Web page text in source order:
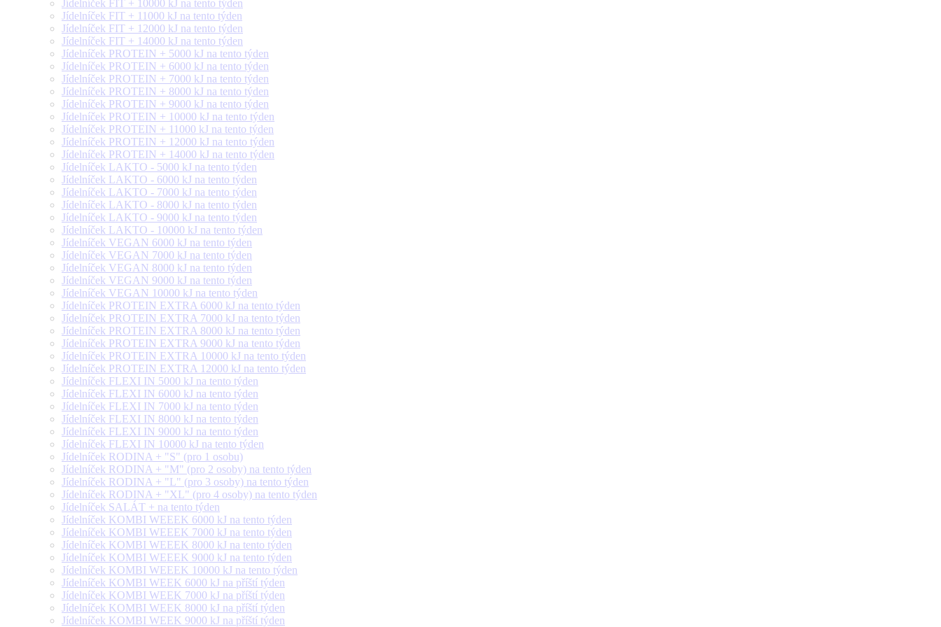
Jídelníček FIT + 10000 kJ na tento týden
Jídelníček FIT + 11000 kJ na tento týden
Jídelníček FIT + 12000 kJ na tento týden
Jídelníček FIT + 14000 kJ na tento týden
Jídelníček PROTEIN + 5000 kJ na tento týden
Jídelníček PROTEIN + 6000 kJ na tento týden
Jídelníček PROTEIN + 7000 kJ na tento týden
Jídelníček PROTEIN + 8000 kJ na tento týden
Jídelníček PROTEIN + 9000 kJ na tento týden
Jídelníček PROTEIN + 10000 kJ na tento týden
Jídelníček PROTEIN + 11000 kJ na tento týden
Jídelníček PROTEIN + 12000 kJ na tento týden
Jídelníček PROTEIN + 14000 kJ na tento týden
Jídelníček LAKTO - 5000 kJ na tento týden
Jídelníček LAKTO - 6000 kJ na tento týden
Jídelníček LAKTO - 7000 kJ na tento týden
Jídelníček LAKTO - 8000 kJ na tento týden
Jídelníček LAKTO - 9000 kJ na tento týden
Jídelníček LAKTO - 10000 kJ na tento týden
Jídelníček VEGAN 6000 kJ na tento týden
Jídelníček VEGAN 7000 kJ na tento týden
Jídelníček VEGAN 8000 kJ na tento týden
Jídelníček VEGAN 9000 kJ na tento týden
Jídelníček VEGAN 10000 kJ na tento týden
Jídelníček PROTEIN EXTRA 6000 kJ na tento týden
Jídelníček PROTEIN EXTRA 7000 kJ na tento týden
Jídelníček PROTEIN EXTRA 8000 kJ na tento týden
Jídelníček PROTEIN EXTRA 9000 kJ na tento týden
Jídelníček PROTEIN EXTRA 10000 kJ na tento týden
Jídelníček PROTEIN EXTRA 12000 kJ na tento týden
Jídelníček FLEXI IN 5000 kJ na tento týden
Jídelníček FLEXI IN 6000 kJ na tento týden
Jídelníček FLEXI IN 7000 kJ na tento týden
Jídelníček FLEXI IN 8000 kJ na tento týden
Jídelníček FLEXI IN 9000 kJ na tento týden
Jídelníček FLEXI IN 10000 kJ na tento týden
Jídelníček RODINA + "S" (pro 1 osobu)
Jídelníček RODINA + "M" (pro 2 osoby) na tento týden
Jídelníček RODINA + "L" (pro 3 osoby) na tento týden
Jídelníček RODINA + "XL" (pro 4 osoby) na tento týden
Jídelníček SALÁT + na tento týden
Jídelníček KOMBI WEEEK 6000 kJ na tento týden
Jídelníček KOMBI WEEEK 7000 kJ na tento týden
Jídelníček KOMBI WEEEK 8000 kJ na tento týden
Jídelníček KOMBI WEEEK 9000 kJ na tento týden
Jídelníček KOMBI WEEEK 10000 kJ na tento týden
Jídelníček KOMBI WEEK 6000 kJ na příští týden
Jídelníček KOMBI WEEK 7000 kJ na příští týden
Jídelníček KOMBI WEEK 8000 kJ na příští týden
Jídelníček KOMBI WEEK 9000 kJ na příští týden